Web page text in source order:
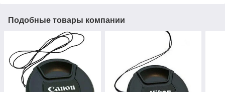
Подобные товары компании